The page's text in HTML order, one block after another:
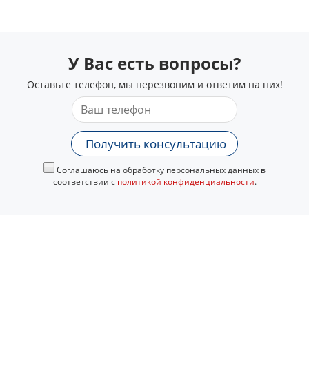
У Вас есть вопросы?
Оставьте телефон, мы перезвоним и ответим на них!
Получить консультацию
Соглашаюсь на обработку персональных данных в
соответствии с политикой конфиденциальности.